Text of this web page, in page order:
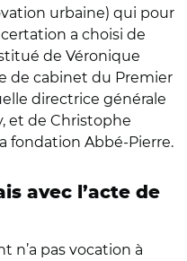
urbaine) qui pour
a choisi de
de Véronique
de cabinet du Premier
directrice générale
et de Christophe
fondation Abbé-Pierre.
avec l’acte de
n’a pas vocation à